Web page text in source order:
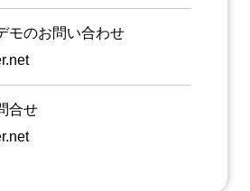
モのお問い合わせ
合せ